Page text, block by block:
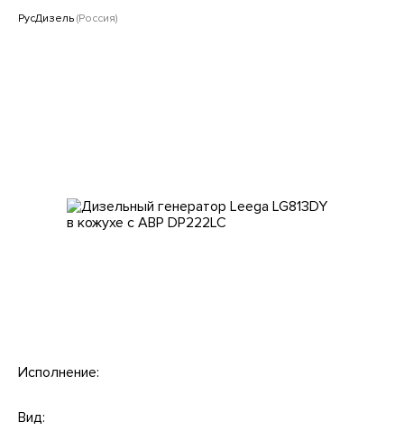
РусДизель (Россия)
Исполнение:
Вид: